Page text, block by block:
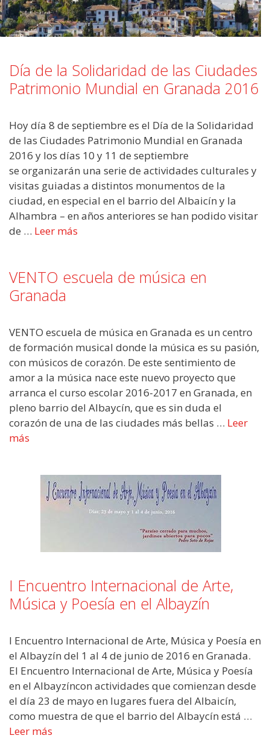
Día de la Solidaridad de las Ciudades
Patrimonio Mundial en Granada 2016
Hoy día 8 de septiembre es el Día de la Solidaridad
de las Ciudades Patrimonio Mundial en Granada
2016 y los días 10 y 11 de septiembre
se organizarán una serie de actividades culturales y
visitas guiadas a distintos monumentos de la
ciudad, en especial en el barrio del Albaicín y la
Alhambra – en años anteriores se han podido visitar
de … Leer más
VENTO escuela de música en
Granada
VENTO escuela de música en Granada es un centro
de formación musical donde la música es su pasión,
con músicos de corazón. De este sentimiento de
amor a la música nace este nuevo proyecto que
arranca el curso escolar 2016-2017 en Granada, en
pleno barrio del Albaycín, que es sin duda el
corazón de una de las ciudades más bellas … Leer
más
I Encuentro Internacional de Arte,
Música y Poesía en el Albayzín
I Encuentro Internacional de Arte, Música y Poesía en
el Albayzín del 1 al 4 de junio de 2016 en Granada.
El Encuentro Internacional de Arte, Música y Poesía
en el Albayzíncon actividades que comienzan desde
el día 23 de mayo en lugares fuera del Albaicín,
como muestra de que el barrio del Albaycín está …
Leer más